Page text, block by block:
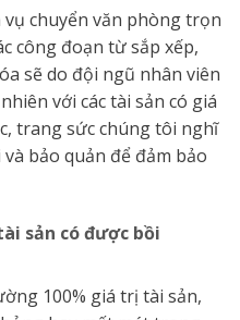
chuyển văn phòng trọn
công đoạn từ sắp xếp,
sẽ do đội ngũ nhân viên
với các tài sản có giá
trang sức chúng tôi nghĩ
bảo quản để đảm bảo
sản có được bồi
100% giá trị tài sản,